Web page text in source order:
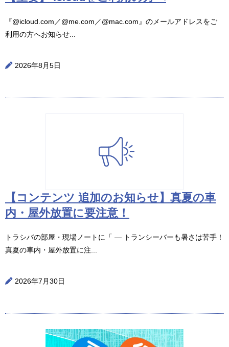
『@icloud.com／@me.com／@mac.com』のメールアドレスをご
利用の方へお知らせ...
2026年8月5日
【コンテンツ 追加のお知らせ】真夏の車
内・屋外放置に要注意！
トラシバの部屋・現場ノートに「 ― トランシーバーも暑さは苦手！
真夏の車内・屋外放置に注...
2026年7月30日